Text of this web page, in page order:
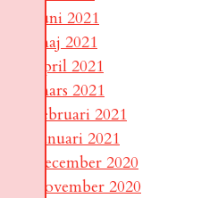
juni 2021
maj 2021
april 2021
mars 2021
februari 2021
januari 2021
december 2020
november 2020